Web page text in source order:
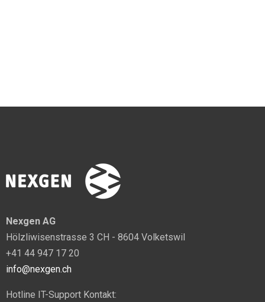
Nexgen AG
Hölzliwisenstrasse 3 CH - 8604 Volketswil
+41 44 947 17 20
info@nexgen.ch
Hotline IT-Support Kontakt: